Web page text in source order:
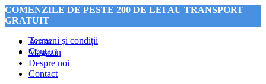
COMENZILE DE PESTE 200 DE LEI AU TRANSPORT
GRATUIT
Termeni și condiții
Contact
COMENZILE DE PESTE 200 DE LEI AU TRANSPORT
Acasa
Magazin
Despre noi
Contact